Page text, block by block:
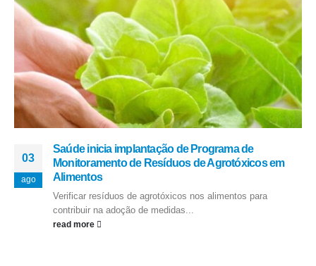
03
ago
Saúde inicia implantação de Programa de
Monitoramento de Resíduos de Agrotóxicos em
Alimentos
Verificar resíduos de agrotóxicos nos alimentos para
contribuir na adoção de medidas...
read more